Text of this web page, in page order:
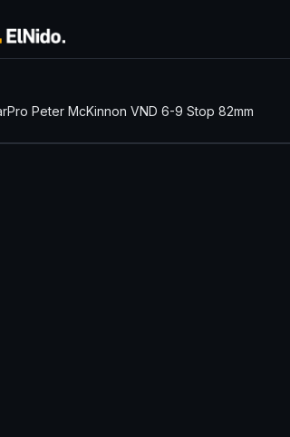
Peter McKinnon VND 6-9 Stop 82mm